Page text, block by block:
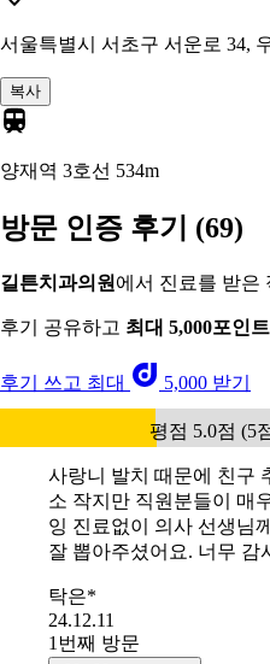
서울특별시 서초구 서운로 34,
복사
양재역 3호선 534m
방문 인증 후기 (69)
길튼치과의원 에서 진료를 받은
후기 공유하고 최대 5,000포인트
후기 쓰고 최대 5,000 받기
평점 5.0점 (5
사랑니 발치 때문에 친구
소 작지만 직원분들이 매
잉 진료없이 의사 선생님
잘 뽑아주셨어요. 너무 감
탁은*
24.12.11
1번째 방문